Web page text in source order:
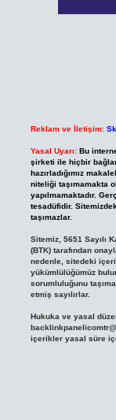
Reklam ve İletişim:
Yasal Uyarı: Bu
şirketi ile hiçbir
hazırladığımız
niteliği taşımamakta
yapılmamaktadır.
tesadüfidir.
taşımazlar.
Sitemiz, 5651 Sayılı
(BTK) tarafından
nedenle, sitedeki
yükümlülüğümüz
sorumluluğunu
etmiş sayılırlar.
Hukuka ve yasal
içerikler yasal süre